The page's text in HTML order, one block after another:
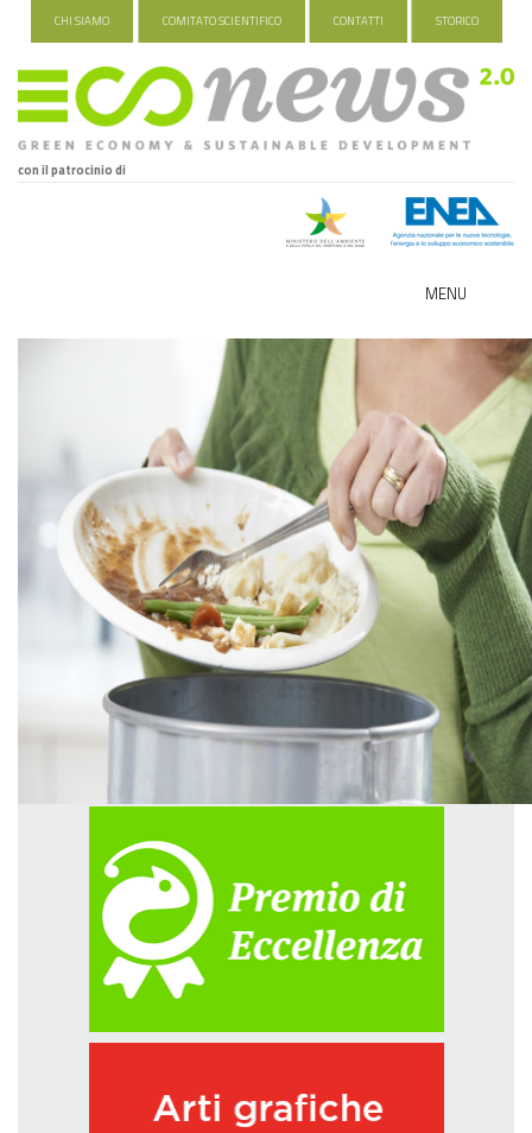
CHI SIAMO COMITATO SCIENTIFICO CONTATTI STORICO
con il patrocinio di
MENU
ECO-NOMY
FOOD&TRAVEL
HEALTH&WELLNESS
GREEN TECH
ECOINCENTRIAMOCI